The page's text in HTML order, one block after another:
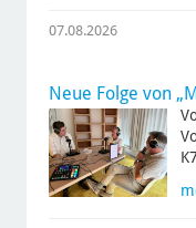
07.08.2026
Neue Folge von